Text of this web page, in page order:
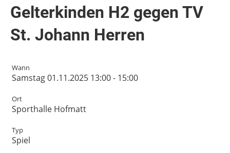
Gelterkinden H2 gegen TV
St. Johann Herren
Wann
Samstag 01.11.2025 13:00 - 15:00
Ort
Sporthalle Hofmatt
Typ
Spiel